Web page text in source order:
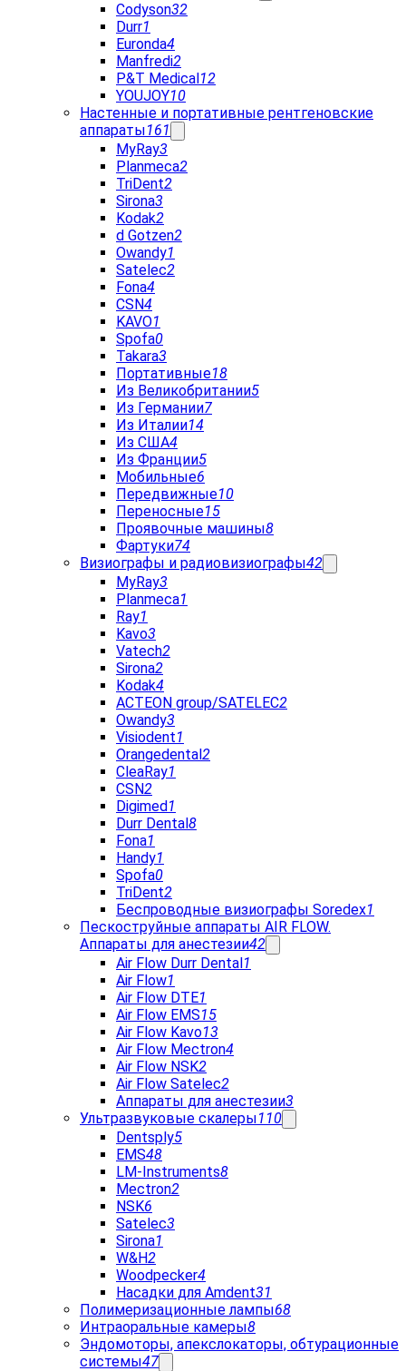
Codyson32
Durr1
Euronda4
Manfredi2
P&T Medical12
YOUJOY10
Настенные и портативные рентгеновские
аппараты161
MyRay3
Planmeca2
TriDent2
Sirona3
Kodak2
d Gotzen2
Owandy1
Satelec2
Fona4
CSN4
KAVO1
Spofa0
Takara3
Портативные18
Из Великобритании5
Из Германии7
Из Италии14
Из США4
Из Франции5
Мобильные6
Передвижные10
Переносные15
Проявочные машины8
Фартуки74
Визиографы и радиовизиографы42
MyRay3
Planmeca1
Ray1
Kavo3
Vatech2
Sirona2
Kodak4
ACTEON group/SATELEC2
Owandy3
Visiodent1
Orangedental2
CleaRay1
CSN2
Digimed1
Durr Dental8
Fona1
Handy1
Spofa0
TriDent2
Беспроводные визиографы Soredex1
Пескоструйные аппараты AIR FLOW.
Аппараты для анестезии42
Air Flow Durr Dental1
Air Flow1
Air Flow DTE1
Air Flow EMS15
Air Flow Kavo13
Air Flow Mectron4
Air Flow NSK2
Air Flow Satelec2
Аппараты для анестезии3
Ультразвуковые скалеры110
Dentsply5
EMS48
LM-Instruments8
Mectron2
NSK6
Satelec3
Sirona1
W&H2
Woodpecker4
Насадки для Amdent31
Полимеризационные лампы68
Интраоральные камеры8
Эндомоторы, апекслокаторы, обтурационные
системы47